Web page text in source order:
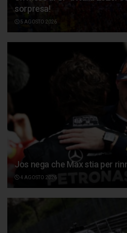
sorpresa!
5 AGOSTO 2026
Jos nega che Max stia per
4 AGOSTO 2026